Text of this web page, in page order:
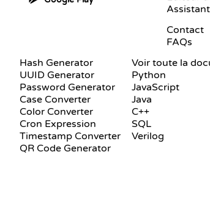
Contact
FAQs
Hash Generator
UUID Generator
Password Generator
Case Converter
Color Converter
Cron Expression
Timestamp Converter
QR Code Generator
Python
JavaScript
Java
C++
SQL
Verilog